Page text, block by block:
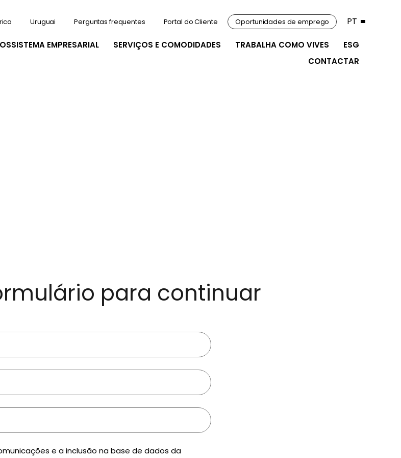
EMPRESARIAL SERVIÇOS E COMODIDADES TRABALHA COMO VIVES
ESG
CONTACTAR
Uruguai Perguntas frequentes Portal do Cliente Oportunidades de emprego PT
para continuar
e a inclusão na base de dados da